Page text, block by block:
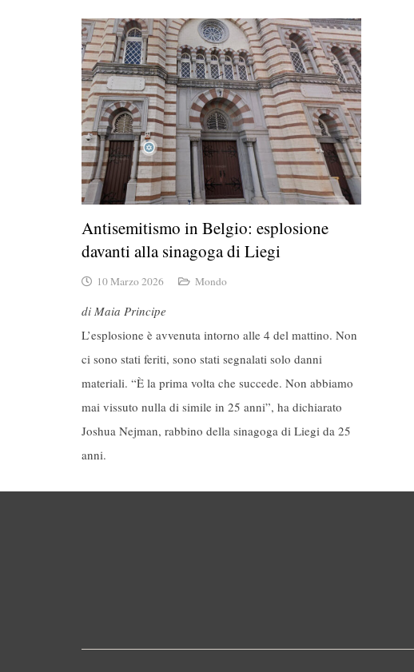
Antisemitismo in Belgio: esplosione
davanti alla sinagoga di Liegi
10 Marzo 2026 Mondo
di Maia Principe
L’esplosione è avvenuta intorno alle 4 del mattino. Non
ci sono stati feriti, sono stati segnalati solo danni
materiali. “È la prima volta che succede. Non abbiamo
mai vissuto nulla di simile in 25 anni”, ha dichiarato
Joshua Nejman, rabbino della sinagoga di Liegi da 25
anni.